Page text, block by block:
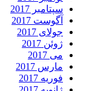
سپتامبر 2017
آگوست 2017
جولای 2017
ژوئن 2017
می 2017
مارس 2017
فوریه 2017